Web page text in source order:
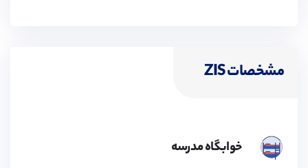
مشخصات ZIS
خوابگاه مدرسه